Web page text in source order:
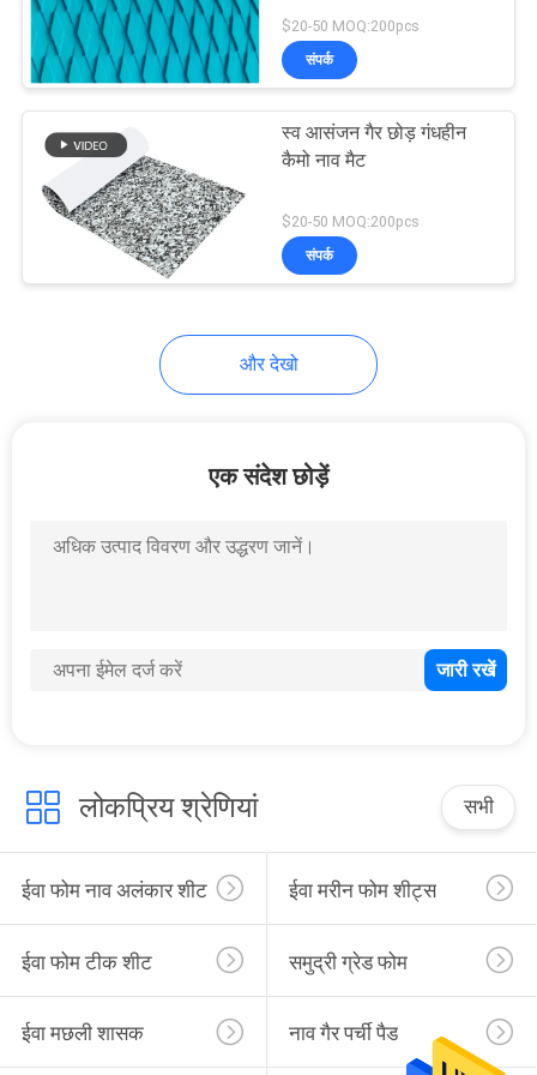
अनुरोध
करें
साइटमैप
PRIVACY
POLICY
$20-50 MOQ:200pcs
संपर्क
स्व आसंजन गैर छोड़ गंधहीन
कैमो नाव मैट
$20-50 MOQ:200pcs
संपर्क
और देखो
एक संदेश छोड़ें
लोकप्रिय श्रेणियां सभी
ईवा फोम नाव अलंकार शीट ईवा मरीन फोम शीट्स
ईवा फोम टीक शीट समुद्री ग्रेड फोम
ईवा मछली शासक नाव गैर पर्ची पैड